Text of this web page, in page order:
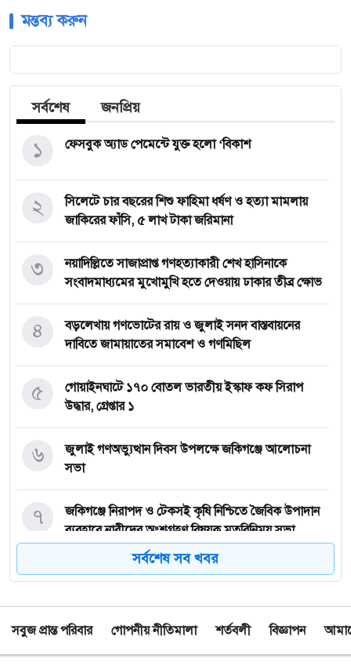
মন্তব্য করুন
সর্বশেষ জনপ্রিয়
ফেসবুক অ্যাড পেমেন্টে যুক্ত হলো ‘বিকাশ
১
সিলেটে চার বছরের শিশু ফাহিমা ধর্ষণ ও হত্যা মামলায়
জাকিরের ফাঁসি, ৫ লাখ টাকা জরিমানা
২
নয়াদিল্লিতে সাজাপ্রাপ্ত গণহত্যাকারী শেখ হাসিনাকে
সংবাদমাধ্যমের মুখোমুখি হতে দেওয়ায় ঢাকার তীব্র ক্ষোভ
৩
বড়লেখায় গণভোটের রায় ও জুলাই সনদ বাস্তবায়নের
দাবিতে জামায়াতের সমাবেশ ও গণমিছিল
৪
গোয়াইনঘাটে ১৭০ বোতল ভারতীয় ইস্কাফ কফ সিরাপ
উদ্ধার, গ্রেপ্তার ১
৫
জুলাই গণঅভ্যুত্থান দিবস উপলক্ষে জকিগঞ্জে আলোচনা
সভা
৬
জকিগঞ্জে নিরাপদ ও টেকসই কৃষি নিশ্চিতে জৈবিক উপাদান
ব্যবহারে নারীদের অংশগ্রহণ বিষয়ক মতবিনিময় সভা
৭
টাঙ্গুয়ার হাওর অবৈধভাবে অনুপ্রবেশের দায়ে ৬ হাউসবোটে
৮
সেপ্টেম্বর থেকে সিলেট ওসমানী বিমানবন্দরে ফের বিদেশি
ফ্লাইট চালু করছে সালামএয়ার
৯
সর্বশেষ সব খবর
সবুজ প্রান্ত পরিবার গোপনীয় নীতিমালা শর্তবলী বিজ্ঞাপন